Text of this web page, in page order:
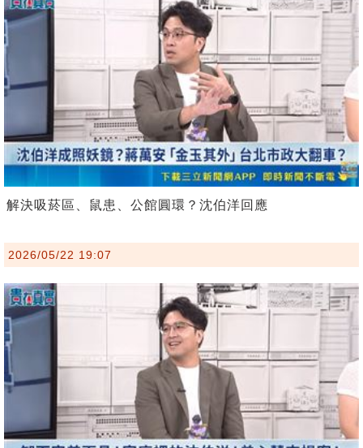
解決吸菸區、鼠患、公館圓環？沈伯洋回應
2026/05/22 19:07